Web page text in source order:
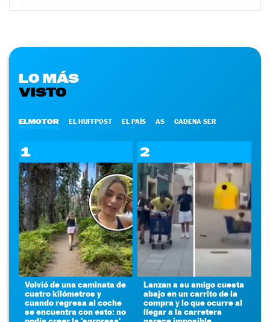
LO MÁS
VISTO
ELMOTOR EL HUFFPOST EL PAÍS AS CADENA SER
1
Volvió de una caminata de
cuatro kilómetros y
cuando regresa al coche
se encuentra con esto: no
2
Lanzan a su amigo cuesta
abajo en un carrito de la
compra y lo que ocurre al
llegar a la carretera